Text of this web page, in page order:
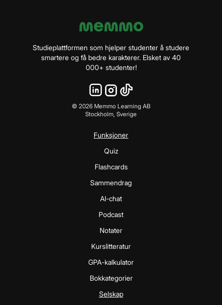
Studieplattformen som hjelper studenter å studere
smartere og få bedre karakterer. Elsket av 40
000+ studenter!
© 2026Memmo Learning AB
Stockholm, Sverige
Funksjoner
Quiz
Flashcards
Sammendrag
AI-chat
Podcast
Notater
Kurslitteratur
GPA-kalkulator
Bokkategorier
Selskap